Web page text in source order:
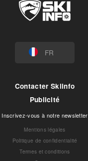
FR
Contacter Skiinfo
Publicité
Inscrivez-vous à notre newsletter
Mentions légales
Politique de confidentialité
Termes et conditions